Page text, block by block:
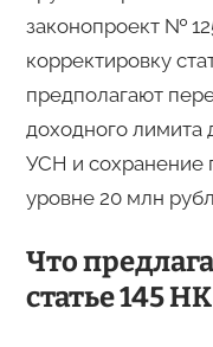
законопроект №
корректировку
предполагают
доходного
УСН и сохранение
уровне 20 млн
Что
статье 145